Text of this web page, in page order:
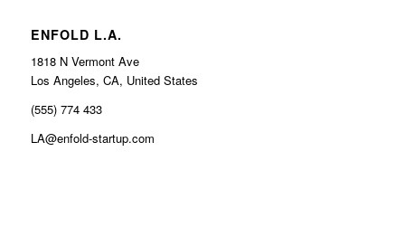
ENFOLD L.A.
1818 N Vermont Ave
Los Angeles, CA, United States
(555) 774 433
LA@enfold-startup.com